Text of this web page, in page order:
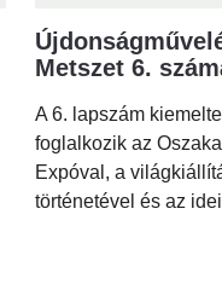
Metszet 6.
A 6. lapszám
foglalkozik az
Expóval, a
történetével és az